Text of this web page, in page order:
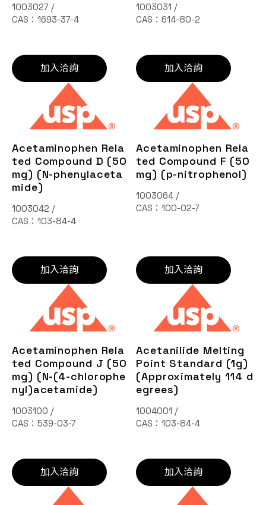
1003027 /
CAS：1693-37-4
加入洽詢
1003031 /
CAS：614-80-2
加入洽詢
Acetaminophen Rela
ted Compound D (50
mg) (N-phenylaceta
mide)
1003042 /
CAS：103-84-4
加入洽詢
Acetaminophen Rela
ted Compound F (50
mg) (p-nitrophenol)
1003064 /
CAS：100-02-7
加入洽詢
Acetaminophen Rela
ted Compound J (50
mg) (N-(4-chlorophe
nyl)acetamide)
1003100 /
CAS：539-03-7
加入洽詢
Acetanilide Melting
Point Standard (1g)
(Approximately 114 d
egrees)
1004001 /
CAS：103-84-4
加入洽詢